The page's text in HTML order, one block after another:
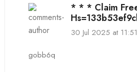
* * * Claim
30 Jul 2025 at
gobb6q